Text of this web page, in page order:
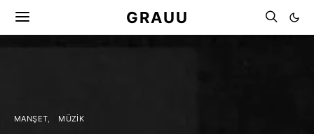
GRAUU
MANŞET MÜZIK